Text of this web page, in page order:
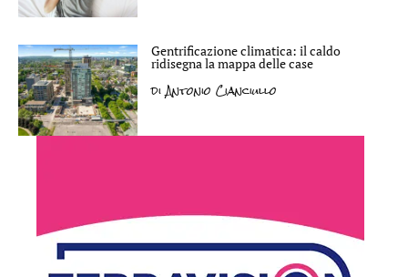
Gentrificazione climatica: il caldo
ridisegna la mappa delle case
diAntonio Cianciullo